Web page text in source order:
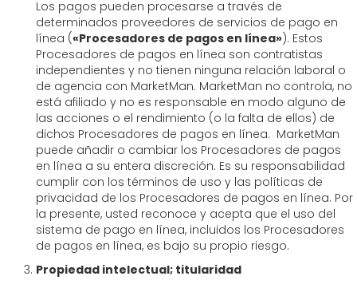
Los pagos pueden procesarse a través de
determinados proveedores de servicios de pago en
línea («Procesadores de pagos en línea»). Estos
Procesadores de pagos en línea son contratistas
independientes y no tienen ninguna relación laboral o
de agencia con MarketMan. MarketMan no controla, no
está afiliado y no es responsable en modo alguno de
las acciones o el rendimiento (o la falta de ellos) de
dichos Procesadores de pagos en línea. MarketMan
puede añadir o cambiar los Procesadores de pagos
en línea a su entera discreción. Es su responsabilidad
cumplir con los términos de uso y las políticas de
privacidad de los Procesadores de pagos en línea. Por
la presente, usted reconoce y acepta que el uso del
sistema de pago en línea, incluidos los Procesadores
de pagos en línea, es bajo su propio riesgo.
Propiedad intelectual; titularidad